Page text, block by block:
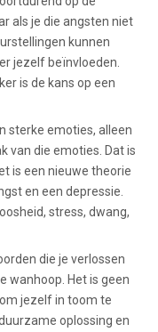
als je die angsten niet
kunnen
jezelf beïnvloeden.
is de kans op een
sterke emoties, alleen
van die emoties. Dat is
is een nieuwe theorie
en een depressie.
stress, dwang,
die je verlossen
wanhoop. Het is geen
jezelf in toom te
oplossing en